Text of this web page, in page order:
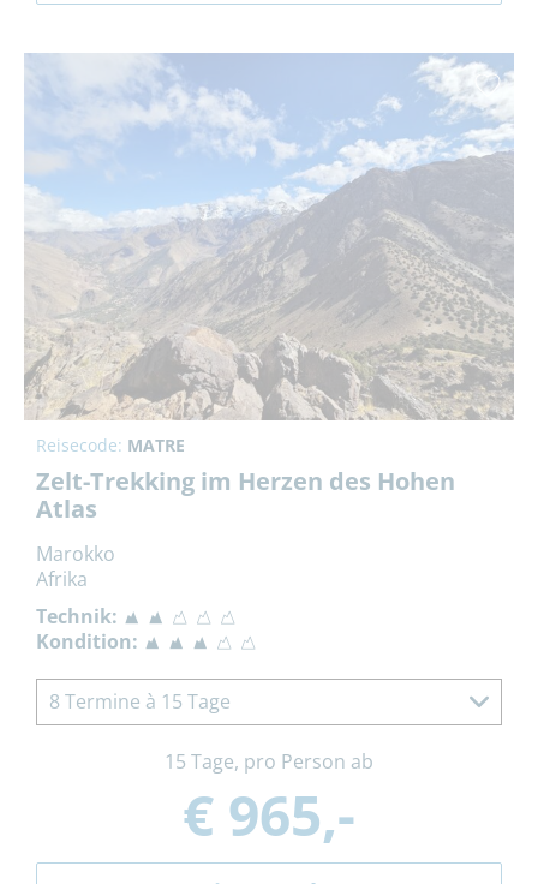
Reisecode: MATRE
Zelt-Trekking im Herzen des Hohen
Atlas
Marokko
Afrika
Technik:
Kondition:
8 Termine à 15 Tage
15 Tage, pro Person ab
€ 965,-